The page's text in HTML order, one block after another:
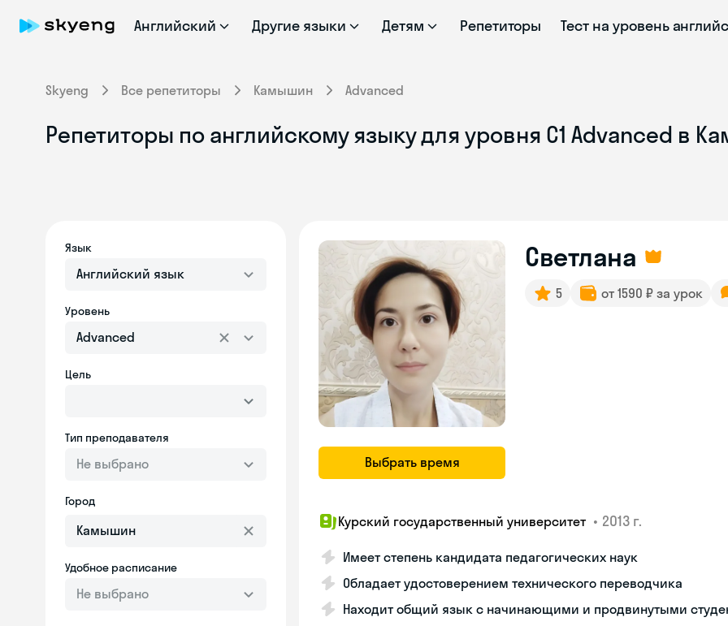
Английский Другие языки Детям Репетиторы Тест на уровень
Skyeng Все репетиторы Камышин Advanced
Репетиторы по английскому языку для уровня C1 Advanced в
Язык
Английский язык
Уровень
Advanced
Цель
Тип преподавателя
Не выбрано
Город
Удобное расписание
Не выбрано
Выбрать время
Светлана
5 от 1590 ₽ за урок
Курский государственный университет • 2013 г.
Имеет степень кандидата педагогических наук
Обладает удостоверением технического переводчика
Находит общий язык с начинающими и продвинутыми